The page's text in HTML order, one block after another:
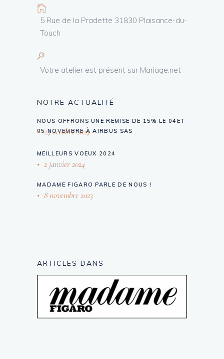
5 Rue de la Pradette 31830 Plaisance-du-
Touch
Votre atelier est présent sur Mariage.net
NOTRE ACTUALITÉ
NOUS OFFRONS UNE REMISE DE 15% LE 04ET
05 NOVEMBRE À AIRBUS SAS
24 octobre 2024
MEILLEURS VOEUX 2024
2 janvier 2024
MADAME FIGARO PARLE DE NOUS !
8 novembre 2023
ARTICLES DANS